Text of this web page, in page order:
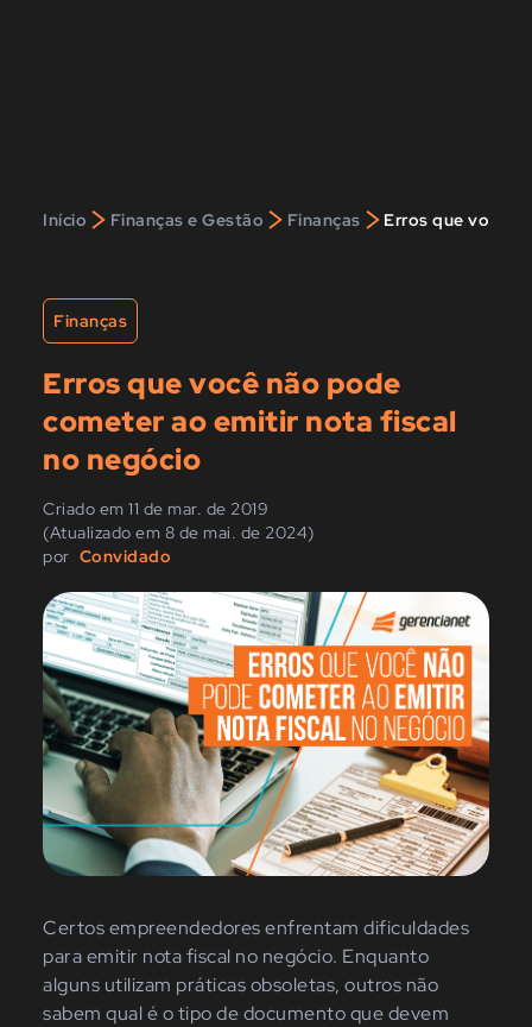
Início > Finanças e Gestão > Finanças > Erros que você
Finanças
Erros que você não pode
cometer ao emitir nota fiscal
no negócio
Criado em 11 de mar. de 2019
(Atualizado em 8 de mai. de 2024)
por Convidado
Certos empreendedores enfrentam dificuldades
para emitir nota fiscal no negócio. Enquanto
alguns utilizam práticas obsoletas, outros não
sabem qual é o tipo de documento que devem